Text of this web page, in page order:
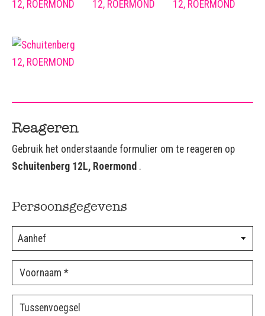
Reageren
Gebruik het onderstaande formulier om te reageren op
Schuitenberg 12L, Roermond .
Persoonsgegevens